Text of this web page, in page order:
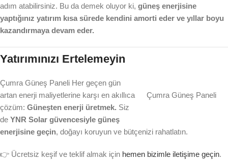
adım atabilirsiniz. Bu da demek oluyor ki, güneş enerjisine
yaptığınız yatırım kısa sürede kendini amorti eder ve yıllar boyu
kazandırmaya devam eder.
Yatırımınızı Ertelemeyin
Çumra Güneş Paneli
Çumra Güneş Paneli Her geçen gün
artan enerji maliyetlerine karşı en akıllıca
çözüm: Güneşten enerji üretmek. Siz
de YNR Solar güvencesiyle güneş
enerjisine geçin, doğayı koruyun ve bütçenizi rahatlatın.
👉 Ücretsiz keşif ve teklif almak için hemen bizimle iletişime geçin.